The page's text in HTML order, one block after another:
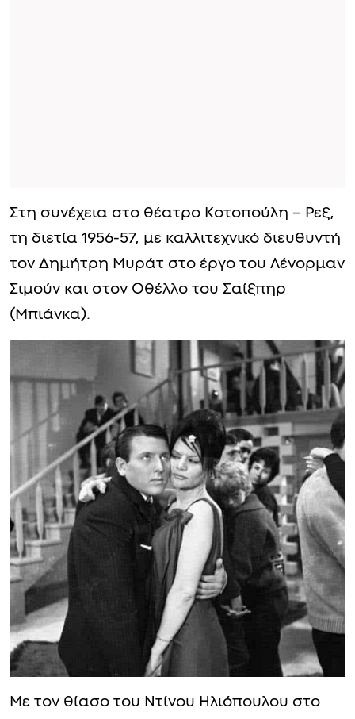
Στη συνέχεια στο θέατρο Κοτοπούλη – Ρεξ,
τη διετία 1956-57, με καλλιτεχνικό διευθυντή
τον Δημήτρη Μυράτ στο έργο του Λένορμαν
Σιμούν και στον Οθέλλο του Σαίξπηρ
(Μπιάνκα).
Με τον θίασο του Ντίνου Ηλιόπουλου στο